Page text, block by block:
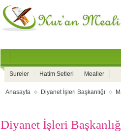
Sureler Hatim Setleri Mealler
Anasayfa Diyanet İşleri Başkanlığı
Diyanet İşleri